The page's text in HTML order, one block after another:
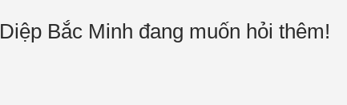
Diệp Bắc Minh đang muốn hỏi thêm!